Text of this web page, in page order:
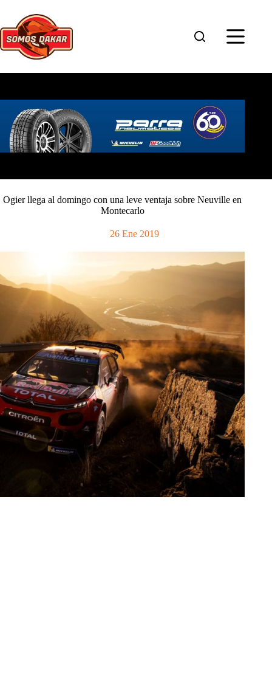
contenido
Ogier llega al domingo con una leve ventaja sobre Neuville en
Montecarlo
26 Ene 2019